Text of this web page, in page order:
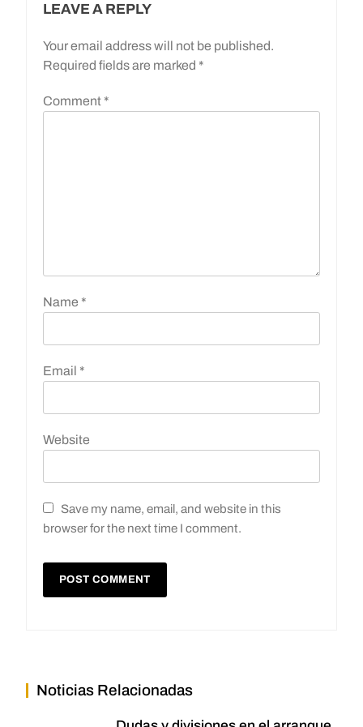
LEAVE A REPLY
Your email address will not be published.
Required fields are marked *
Comment *
Name *
Email *
Website
Save my name, email, and website in this
browser for the next time I comment.
Noticias Relacionadas